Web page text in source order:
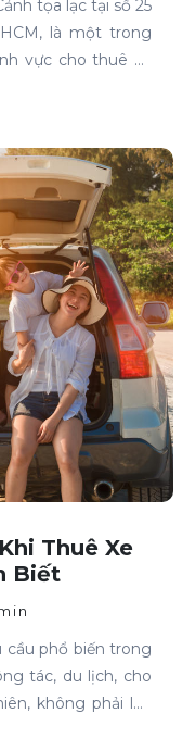
tọa lạc tại số 25
là một trong
vực cho thuê xe
Thuê Xe
Biết
phổ biến trong
tác, du lịch, cho
không phải lúc